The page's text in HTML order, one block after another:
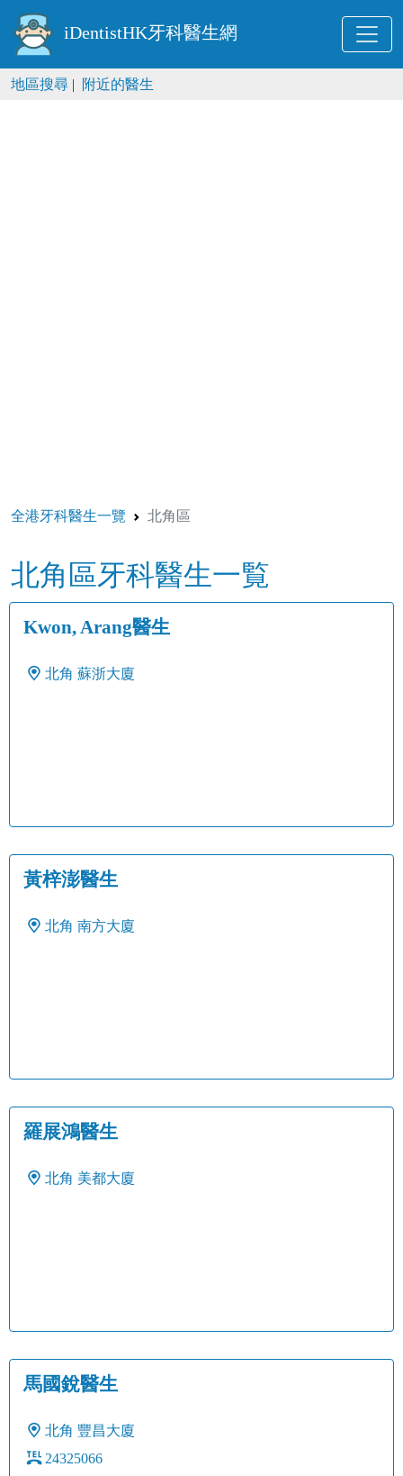
iDentistHK牙科醫生網
地區搜尋 | 附近的醫生
全港牙科醫生一覽 北角區
北角區牙科醫生一覧
Kwon, Arang醫生
北角 蘇浙大廈
黃梓澎醫生
北角 南方大廈
羅展鴻醫生
北角 美都大廈
馬國銳醫生
北角 豐昌大廈
24325066